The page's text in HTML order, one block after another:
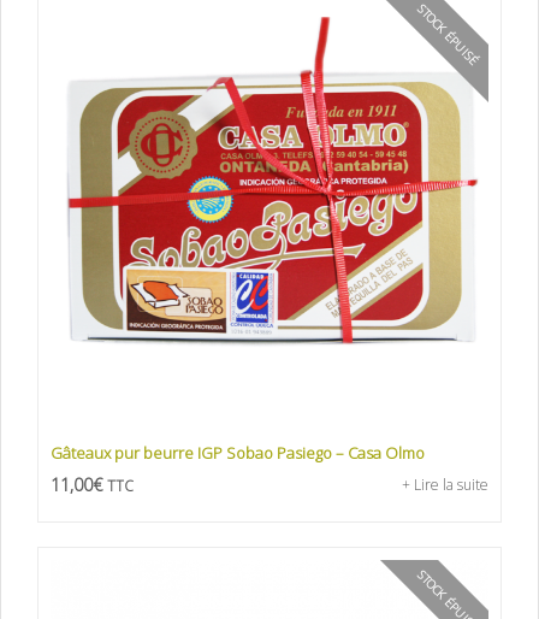
STOCK ÉPUISÉ
Gâteaux pur beurre IGP Sobao Pasiego – Casa Olmo
11,00€ TTC + Lire la suite
STOCK ÉPUISÉ